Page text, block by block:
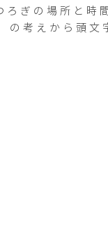
ぎの場所と時
考えから頭文